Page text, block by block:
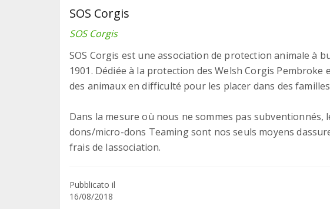
SOS Corgis
SOS Corgis
SOS Corgis est une association de protection animale à
1901. Dédiée à la protection des Welsh Corgis Pembroke
des animaux en difficulté pour les placer dans des
Dans la mesure où nous ne sommes pas subventionnés,
dons/micro-dons Teaming sont nos seuls moyens
frais de lassociation.
Pubblicato il
16/08/2018